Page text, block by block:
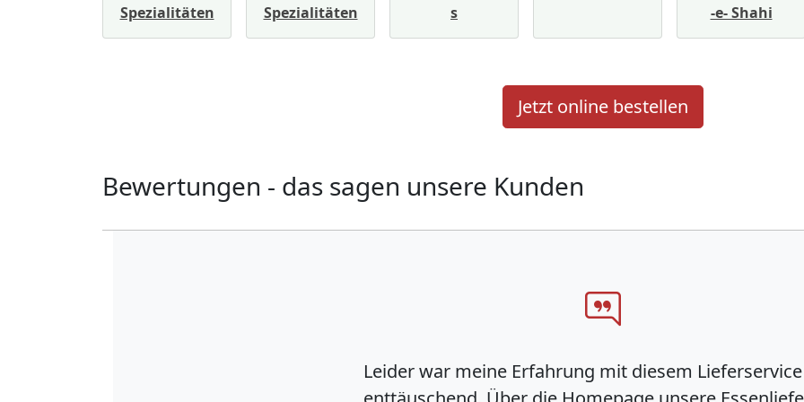
Spezialitäten
Spezialitäten
s
-e- Shahi
Jetzt online bestellen
Bewertungen - das sagen unsere Kunden
Leider war meine Erfahrung mit diesem Lieferservice